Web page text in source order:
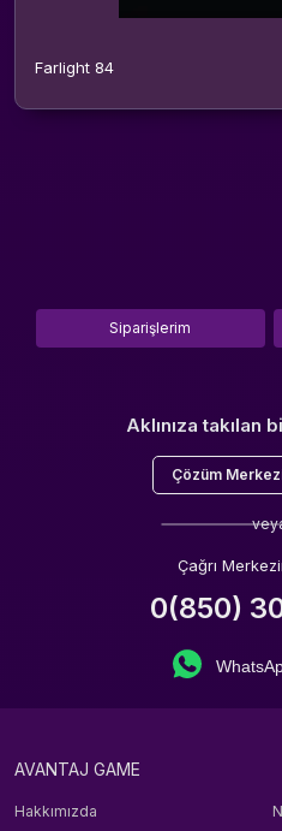
Farlight 84
Siparişlerim
Aklınıza takılan
Çözüm
Çağrı
0(850)
AVANTAJ GAME
Hakkımızda